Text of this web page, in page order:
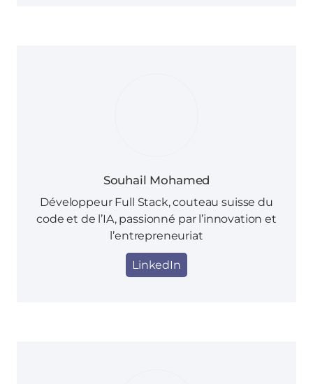
Souhail Mohamed
Développeur Full Stack, couteau suisse du
code et de l’IA, passionné par l’innovation et
l’entrepreneuriat
LinkedIn